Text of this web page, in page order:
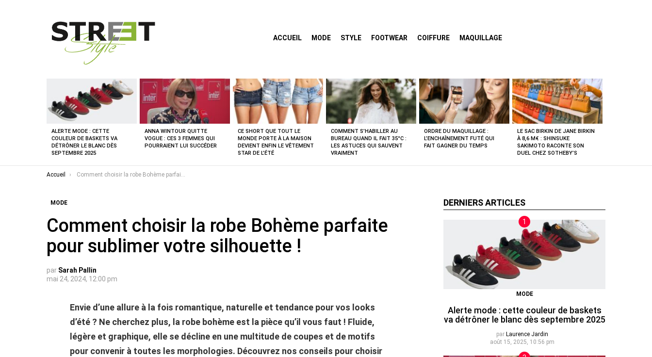
ACCUEIL MODE STYLE FOOTWEAR COIFFURE MAQUILLAGE
ALERTE MODE : CETTE
COULEUR DE BASKETS VA
DÉTRÔNER LE BLANC DÈS
SEPTEMBRE 2025
ANNA WINTOUR QUITTE
VOGUE : CES 3 FEMMES QUI
POURRAIENT LUI SUCCÉDER
CE SHORT QUE TOUT LE
MONDE PORTE À LA MAISON
DEVIENT ENFIN LE VÊTEMENT
STAR DE L’ÉTÉ
COMMENT S’HABILLER AU
BUREAU QUAND IL FAIT 35°C :
LES ASTUCES QUI SAUVENT
VRAIMENT
ORDRE DU MAQUILLAGE :
L’ENCHAÎNEMENT FUTÉ QUI
FAIT GAGNER DU TEMPS
LE SAC BIRKIN DE JANE BIRKIN
À 8,6 M€ : SHINSUKE
SAKIMOTO RACONTE SON
DUEL CHEZ SOTHEBY’S
Vous êtes ici :
Accueil Comment choisir la robe Bohème parfaite pour sublimer votre silhouette !
MODE
Comment choisir la robe Bohème parfaite
pour sublimer votre silhouette !
par Sarah Pallin
mai 24, 2024, 12:00 pm
Envie d’une allure à la fois romantique, naturelle et tendance pour vos looks
d’été ? Ne cherchez plus, la robe bohème est la pièce qu’il vous faut ! Fluide,
légère et graphique, elle se décline en une multitude de coupes et de motifs
pour convenir à toutes les morphologies. Découvrez nos conseils pour choisir
DERNIERS ARTICLES
MODE
Alerte mode : cette couleur de baskets
va détrôner le blanc dès septembre 2025
par Laurence Jardin
août 15, 2025, 10:56 pm